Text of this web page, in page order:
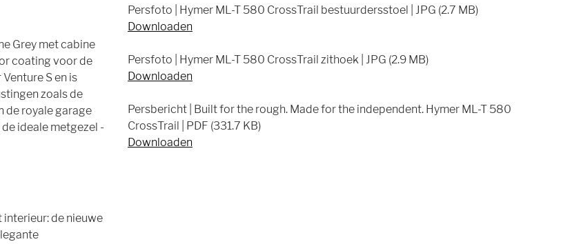
Grey met cabine
coating voor de
S en is
zoals de
de royale garage
ideale metgezel -
de nieuwe
Persfoto | Hymer ML-T 580 CrossTrail bestuurdersstoel | JPG (2.7 MB)
Downloaden
Persfoto | Hymer ML-T 580 CrossTrail zithoek | JPG (2.9 MB)
Downloaden
Persbericht | Built for the rough. Made for the independent. Hymer ML-T 580
CrossTrail | PDF (331.7 KB)
Downloaden